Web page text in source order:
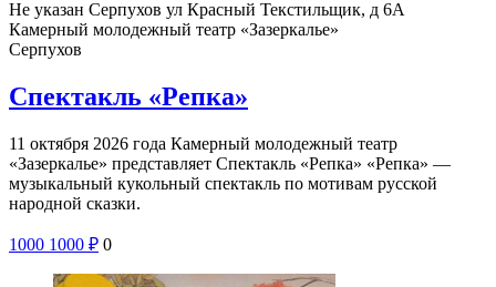
Не указан Серпухов ул Красный Текстильщик, д 6А
Камерный молодежный театр «Зазеркалье»
Серпухов
Спектакль «Репка»
11 октября 2026 года Камерный молодежный театр
«Зазеркалье» представляет Спектакль «Репка» «Репка» —
музыкальный кукольный спектакль по мотивам русской
народной сказки.
1000 1000 ₽ 0